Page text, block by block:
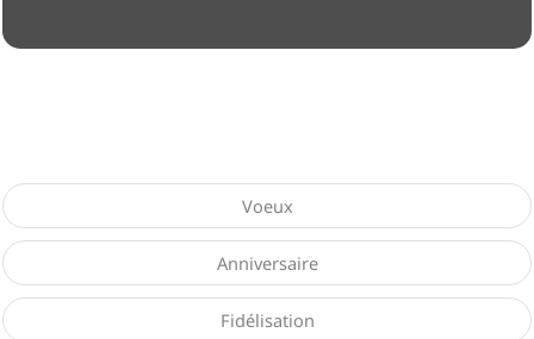
Voeux
Anniversaire
Fidélisation